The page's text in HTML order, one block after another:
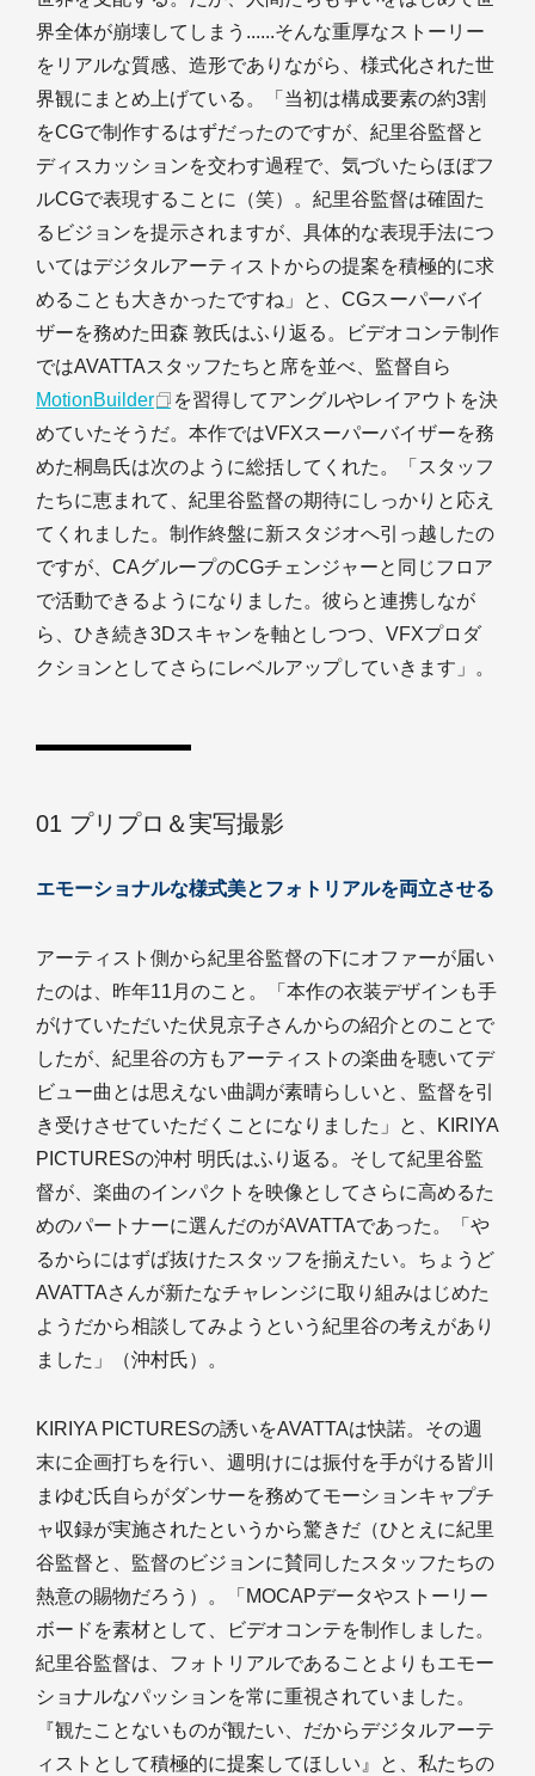
界全体が崩壊してしまう......そんな重厚なストーリー
をリアルな質感、造形でありながら、様式化された世
界観にまとめ上げている。「当初は構成要素の約3割
をCGで制作するはずだったのですが、紀里谷監督と
ディスカッションを交わす過程で、気づいたらほぼフ
ルCGで表現することに（笑）。紀里谷監督は確固た
るビジョンを提示されますが、具体的な表現手法につ
いてはデジタルアーティストからの提案を積極的に求
めることも大きかったですね」と、CGスーパーバイ
ザーを務めた田森 敦氏はふり返る。ビデオコンテ制作
ではAVATTAスタッフたちと席を並べ、監督自ら
MotionBuilder
を習得してアングルやレイアウトを決
めていたそうだ。本作ではVFXスーパーバイザーを務
めた桐島氏は次のように総括してくれた。「スタッフ
たちに恵まれて、紀里谷監督の期待にしっかりと応え
てくれました。制作終盤に新スタジオへ引っ越したの
ですが、CAグループのCGチェンジャーと同じフロア
で活動できるようになりました。彼らと連携しなが
ら、ひき続き3Dスキャンを軸としつつ、VFXプロダ
クションとしてさらにレベルアップしていきます」。
01 プリプロ＆実写撮影
エモーショナルな様式美とフォトリアルを両立させる
アーティスト側から紀里谷監督の下にオファーが届い
たのは、昨年11月のこと。「本作の衣装デザインも手
がけていただいた伏見京子さんからの紹介とのことで
したが、紀里谷の方もアーティストの楽曲を聴いてデ
ビュー曲とは思えない曲調が素晴らしいと、監督を引
き受けさせていただくことになりました」と、KIRIYA
PICTURESの沖村 明氏はふり返る。そして紀里谷監
督が、楽曲のインパクトを映像としてさらに高めるた
めのパートナーに選んだのがAVATTAであった。「や
るからにはずば抜けたスタッフを揃えたい。ちょうど
AVATTAさんが新たなチャレンジに取り組みはじめた
ようだから相談してみようという紀里谷の考えがあり
ました」（沖村氏）。
KIRIYA PICTURESの誘いをAVATTAは快諾。その週
末に企画打ちを行い、週明けには振付を手がける皆川
まゆむ氏自らがダンサーを務めてモーションキャプチ
ャ収録が実施されたというから驚きだ（ひとえに紀里
谷監督と、監督のビジョンに賛同したスタッフたちの
熱意の賜物だろう）。「MOCAPデータやストーリー
ボードを素材として、ビデオコンテを制作しました。
紀里谷監督は、フォトリアルであることよりもエモー
ショナルなパッションを常に重視されていました。
『観たことないものが観たい、だからデジタルアーテ
ィストとして積極的に提案してほしい』と、私たちの